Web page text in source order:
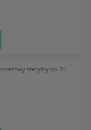
sterylny op. 10